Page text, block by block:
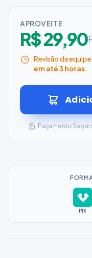
APROVEITE
R$ 29,90
Revisão da
em até 3 horas.
Pagamento
PIX